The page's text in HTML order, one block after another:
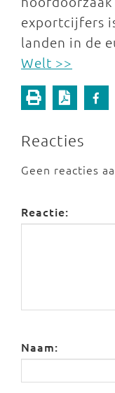
exportcijfers
landen in de
Welt >>
Reacties
Geen reacties
Reactie:
Naam: